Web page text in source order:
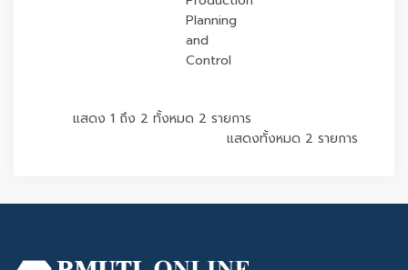
Planning
and
Control
แสดง 1 ถึง 2 ทั้งหมด 2 รายการ
แสดงทั้งหมด 2 รายการ